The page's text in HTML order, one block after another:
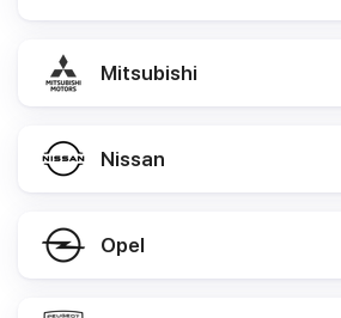
Mitsubishi
Nissan
Opel